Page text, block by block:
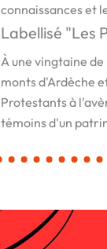
connaissances et
Labellisé "Les
À une vingtaine
monts d'Ardèche
Protestants à
témoins d'un